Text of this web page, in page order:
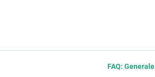
FAQ: Generale